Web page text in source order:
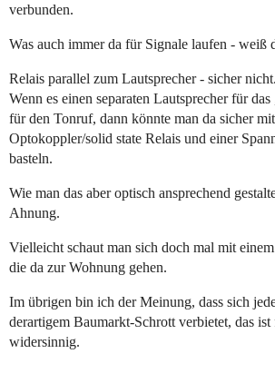
verbunden.
Was auch immer da für Signale laufen - weiß
Relais parallel zum Lautsprecher - sicher nicht.
Wenn es einen separaten Lautsprecher für
für den Tonruf, dann könnte man da sicher
Optokoppler/solid state Relais und einer
basteln.
Wie man das aber optisch ansprechend
Ahnung.
Vielleicht schaut man sich doch mal mit
die da zur Wohnung gehen.
Im übrigen bin ich der Meinung, dass sich
derartigem Baumarkt-Schrott verbietet, das
widersinnig.